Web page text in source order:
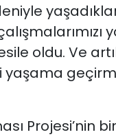
oldu. Ve
yaşama
Projesi’nin